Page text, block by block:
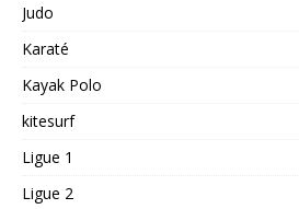
Judo
Karaté
Kayak Polo
kitesurf
Ligue 1
Ligue 2